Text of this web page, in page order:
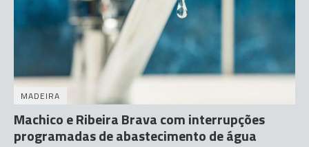
MADEIRA
Machico e Ribeira Brava com interrupções
programadas de abastecimento de água